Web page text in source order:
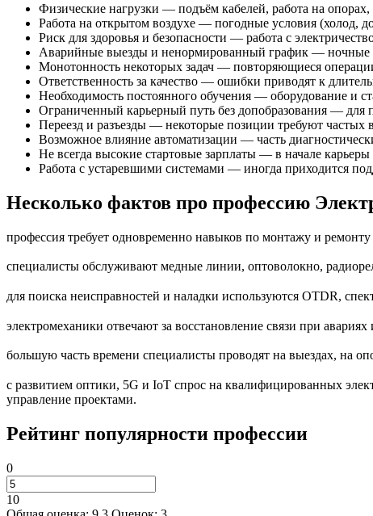
Физические нагрузки — подъём кабелей, работа на
Работа на открытом воздухе — погодные условия (холод,
Риск для здоровья и безопасности — работа с
Аварийные выезды и ненормированный график —
Монотонность некоторых задач — повторяющиеся
Ответственность за качество — ошибки приводят к
Необходимость постоянного обучения — оборудование и
Ограниченный карьерный путь без допобразования — для
Переезд и разъезды — некоторые позиции требуют частых
Возможное влияние автоматизации — часть
Не всегда высокие стартовые зарплаты — в начале
Работа с устаревшими системами — иногда приходится
Несколько фактов про профессию
профессия требует одновременно навыков по монтажу и
специалисты обслуживают медные линии, оптоволокно,
для поиска неисправностей и наладки используются OTDR,
электромеханики отвечают за восстановление связи при
большую часть времени специалисты проводят на выездах, на
с развитием оптики, 5G и IoT спрос на квалифицированных
управление проектами.
Рейтинг популярности профессии
0
10